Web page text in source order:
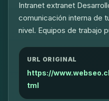
Intranet extranet
comunicación interna de
nivel. Equipos de trabajo
URL ORIGINAL
https://
tml